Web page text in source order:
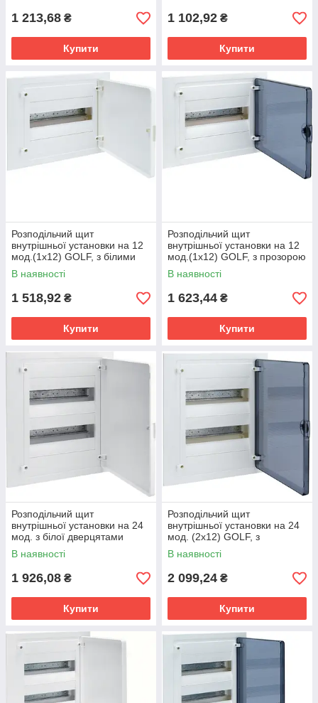
1 213,68 ₴
Купити
1 102,92 ₴
Купити
Розподільчий щит
внутрішньої установки на 12
мод.(1х12) GOLF, з білими
дверцятами
В наявності
1 518,92 ₴
Купити
Розподільчий щит
внутрішньої установки на 12
мод.(1х12) GOLF, з прозорою
дверцятами
В наявності
1 623,44 ₴
Купити
Розподільчий щит
внутрішньої установки на 24
мод. з білої дверцятами
(2х12) GOLF
В наявності
1 926,08 ₴
Купити
Розподільчий щит
внутрішньої установки на 24
мод. (2х12) GOLF, з
прозорою дверцятами
В наявності
2 099,24 ₴
Купити